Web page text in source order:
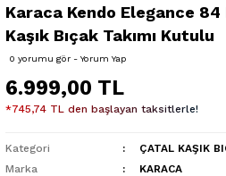
Karaca Kendo Elegance
Kaşık Bıçak Takımı Kutulu
0 yorumu gör - Yorum Yap
6.999,00 TL
*745,74 TL den başlayan taksitlerle!
Kategori
ÇATAL KAŞIK
Marka
KARACA